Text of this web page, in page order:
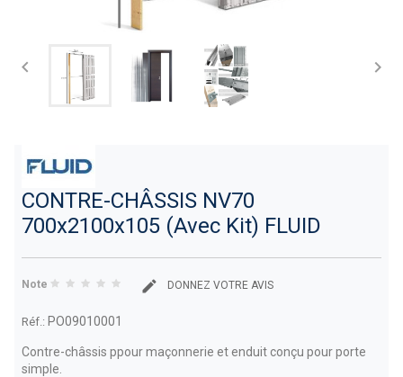
 
CONTRE-CHÂSSIS NV70
700x2100x105 (Avec Kit) FLUID
Note DONNEZ VOTRE AVIS
Réf.: PO09010001
Contre-châssis ppour maçonnerie et enduit conçu pour porte
simple.